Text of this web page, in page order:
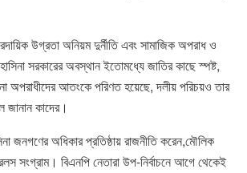
উগ্রতা অনিয়ম দুর্নীতি এবং সামাজিক অপরাধ ও
সরকারের অবস্থান ইতোমধ্যে জাতির কাছে স্পষ্ট,
অপরাধীদের আতংকে পরিণত হয়েছে, দলীয় পরিচয়ও তার
জানান কাদের।
জনগণের অধিকার প্রতিষ্ঠায় রাজনীতি করেন,মৌলিক
সংগ্রাম। বিএনপি নেতারা উপ-নির্বাচনে আগে থেকেই